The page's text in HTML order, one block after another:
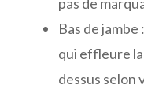
pas de
Bas de
qui effleure
dessus selon